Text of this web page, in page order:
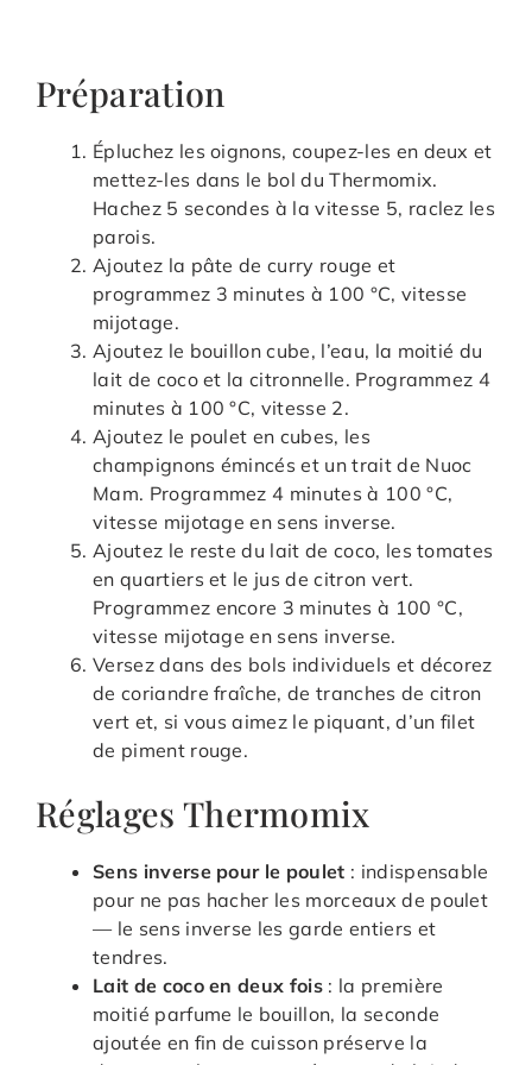
Préparation
Épluchez les oignons, coupez-les en deux et
mettez-les dans le bol du Thermomix.
Hachez 5 secondes à la vitesse 5, raclez les
parois.
Ajoutez la pâte de curry rouge et
programmez 3 minutes à 100 °C, vitesse
mijotage.
Ajoutez le bouillon cube, l’eau, la moitié du
lait de coco et la citronnelle. Programmez 4
minutes à 100 °C, vitesse 2.
Ajoutez le poulet en cubes, les
champignons émincés et un trait de Nuoc
Mam. Programmez 4 minutes à 100 °C,
vitesse mijotage en sens inverse.
Ajoutez le reste du lait de coco, les tomates
en quartiers et le jus de citron vert.
Programmez encore 3 minutes à 100 °C,
vitesse mijotage en sens inverse.
Versez dans des bols individuels et décorez
de coriandre fraîche, de tranches de citron
vert et, si vous aimez le piquant, d’un filet
de piment rouge.
Réglages Thermomix
Sens inverse pour le poulet : indispensable
pour ne pas hacher les morceaux de poulet
— le sens inverse les garde entiers et
tendres.
Lait de coco en deux fois : la première
moitié parfume le bouillon, la seconde
ajoutée en fin de cuisson préserve la